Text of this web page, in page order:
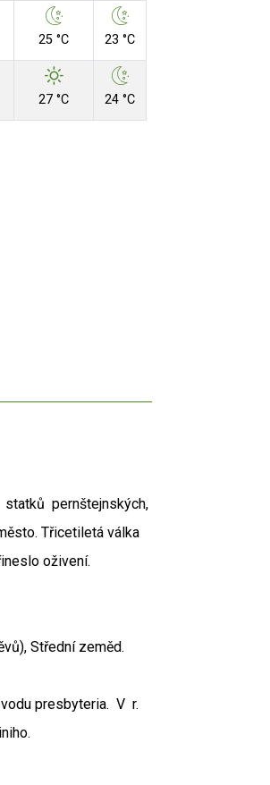
25 °C 23 °C
27 °C 24 °C
statků pernštejnských,
Třicetiletá válka
oživení.
Střední zeměd.
presbyteria. V r.